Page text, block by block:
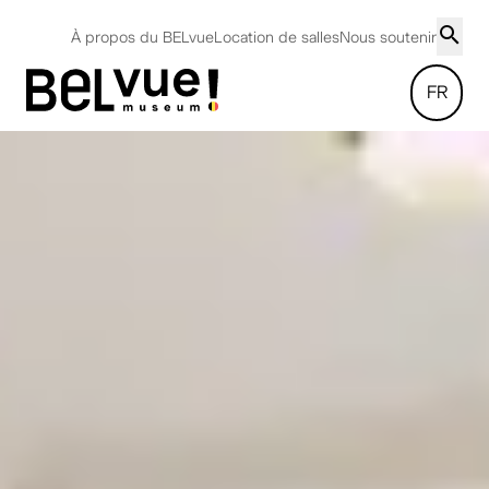
À propos du BELvueLocation de sallesNous soutenir
FR